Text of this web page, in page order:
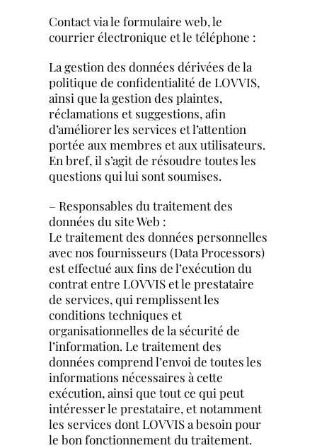
Contact via le formulaire web, le
courrier électronique et le téléphone :
La gestion des données dérivées de la
politique de confidentialité de LOVVIS,
ainsi que la gestion des plaintes,
réclamations et suggestions, afin
d’améliorer les services et l’attention
portée aux membres et aux utilisateurs.
En bref, il s’agit de résoudre toutes les
questions qui lui sont soumises.
– Responsables du traitement des
données du site Web :
Le traitement des données personnelles
avec nos fournisseurs (Data Processors)
est effectué aux fins de l’exécution du
contrat entre LOVVIS et le prestataire
de services, qui remplissent les
conditions techniques et
organisationnelles de la sécurité de
l’information. Le traitement des
données comprend l’envoi de toutes les
informations nécessaires à cette
exécution, ainsi que tout ce qui peut
intéresser le prestataire, et notamment
les services dont LOVVIS a besoin pour
le bon fonctionnement du traitement.